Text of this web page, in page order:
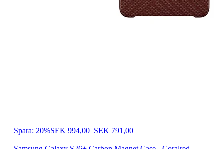
Spara: 20%SEK 994,00 SEK 791,00